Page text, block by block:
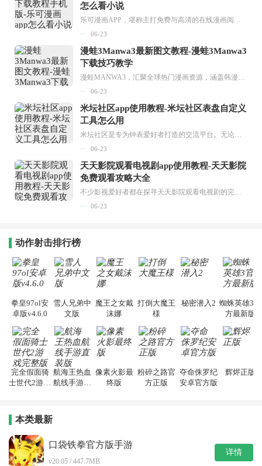
怎么看小说
乐可漫画APP，堪称主打免费与高清的在线漫画阅读神器。其官方版提供海量完整版漫画资源，无论是国内漫画，还是日漫、韩漫、台漫、美漫等国外漫画，应有尽有，随时供你阅读。只需轻点一下，便能直接进入阅读界面。不仅如此，乐可漫画最新版本更新速度极快，在这里，你总能抢先看到全网一手漫画章节内容！...
06-23
漫蛙3Manwa3最新图文教程-漫蛙3Manwa3
下载技巧教学
漫蛙MANWA3，汇聚全球热门漫画资源，涵盖韩漫、欧美漫画、国漫等多种类型，题材丰富多样，全方位满足用户阅读喜好。它不仅是阅读平台，更是创作平台，为广大用户打造零门槛创作环境。...
06-23
米坛社区app使用教程-米坛社区表盘自定义
工具怎么用
米坛社区是专为钟表爱好者打造的交流平台。无论你是初涉钟表领域的普通爱好者，还是拥有多年收藏经验的资深玩家，都能在此找到属于自己的天地。 无需注册，就能轻松参与其中。通过专业的讨论论坛与丰富的交互功能，你可与世界各地的钟表爱好者畅快交流。若你钟情于钟表，米坛社区无疑是值得一试的理想之选。在这里，你能获取最新的手表资讯，交流见解，提升鉴赏品味，让每一块手表都成为收藏故事中重要的一部分。感兴趣的朋友，不要错过下载机会。...
06-23
天天影院观看电视剧app使用教程-天天影院
免费观看攻略大全
不少影视爱好者都在探寻天天影院观看电视剧的完整方法，结合最新平台使用规则，本篇新手入门攻略全面讲解观看渠道、检索流程、播放设置以及画面模式调整等实用内容。全文适配手机、电脑等主流设备，步骤简洁易懂，无论是初次使用的新手，还是想要优化观影体验的用户，都能参照内容快速上手，熟练掌握平台各项操作技巧，轻松畅享影视内容。...
06-23
动作射击排行榜
拳皇97ol安
卓版v4.6.0
雪人兄弟中
文版
魔王之女戴
沫娜
打倒大魔王
様
秘密潜入2 蜘蛛英雄3官
方最新版
完全假面骑
士世代2游戏
航海王热血
航线手游直
像素火影最
终版
粉碎之路官
方正版
夺命侏罗纪
安卓官方版
辉烬正版
本类最新
口袋铁拳官方版手游
v20.05 / 447.7MB
详情